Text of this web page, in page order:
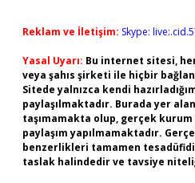
Reklam ve İletişim: Skype:
Yasal Uyarı: Bu internet sitesi,
veya şahıs şirketi ile hiçbir
Sitede yalnızca kendi
paylaşılmaktadır. Burada yer
taşımamakta olup, gerçek
paylaşım yapılmamaktadır.
benzerlikleri tamamen
taslak halindedir ve tavsiye